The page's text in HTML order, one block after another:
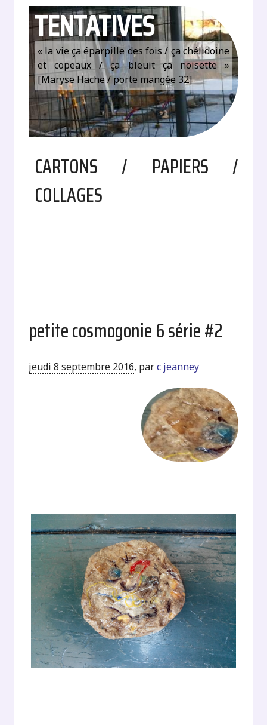
TENTATIVES
« la vie ça éparpille des fois / ça chélidoine
et copeaux / ça bleuit ça noisette »
[Maryse Hache / porte mangée 32]
CARTONS / PAPIERS /
COLLAGES
petite cosmogonie 6 série #2
jeudi 8 septembre 2016, parc jeanney